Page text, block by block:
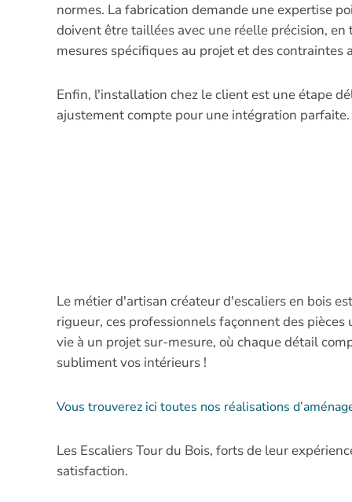
normes. La fabrication demande une expertise
doivent être taillées avec une réelle précision,
mesures spécifiques au projet et des contraintes
Enfin, l'installation chez le client est une étape
ajustement compte pour une intégration parfaite.
Le métier d'artisan créateur d'escaliers en bois
rigueur, ces professionnels façonnent des
vie à un projet sur-mesure, où chaque détail
subliment vos intérieurs !
Vous trouverez ici toutes nos réalisations
Les Escaliers Tour du Bois, forts de leur
satisfaction.